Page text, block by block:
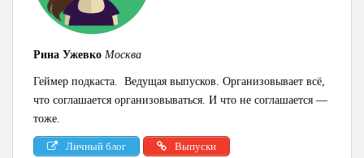
Рина Ужевко Москва
Геймер подкаста. Ведущая выпусков. Организовывает всё,
что соглашается организовываться. И что не соглашается —
тоже.
Личный блог Выпуски